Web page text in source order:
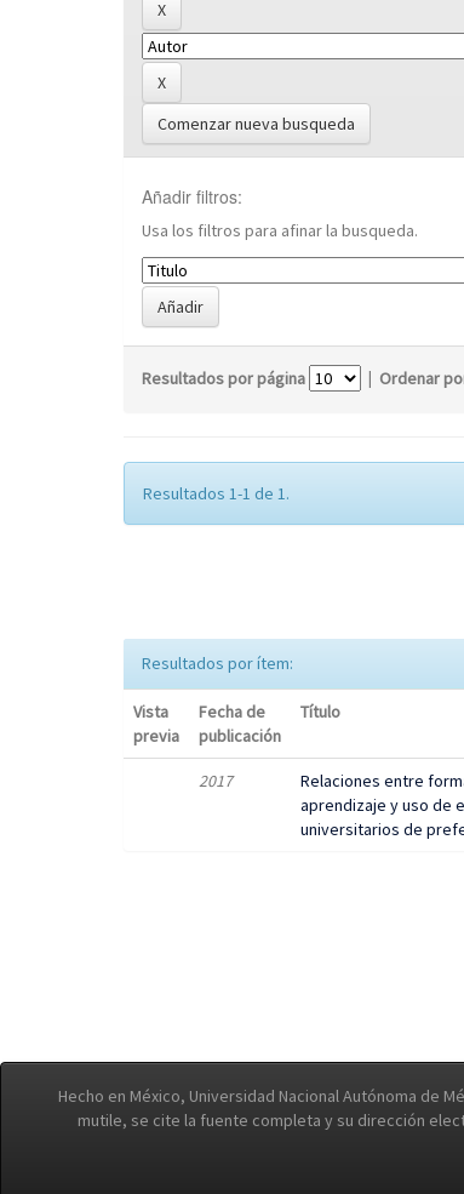
Comenzar nueva busqueda
Añadir filtros:
Usa los filtros para afinar la busqueda.
Resultados por página | Ordenar
Resultados 1-1 de 1.
Resultados por ítem:
Vista
previa
Fecha de
publicación
Título
2017
Relaciones entre
aprendizaje y uso de
universitarios de
Hecho en México, Universidad Nacional Autónoma de
mutile, se cite la fuente completa y su dirección